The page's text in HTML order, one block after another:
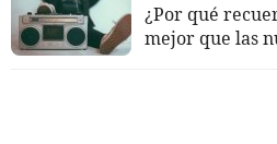
¿Por qué
mejor que las